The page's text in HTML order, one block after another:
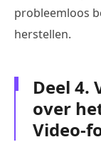
probleemloos
herstellen.
Deel 4.
over
Video-